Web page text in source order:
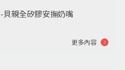
貝親全矽膠安撫奶嘴
更多內容